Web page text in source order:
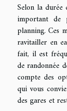
Selon la
important de
planning. Ces
ravitailler en
fait, il est
de randonnée
compte des
qui vous
des gares et